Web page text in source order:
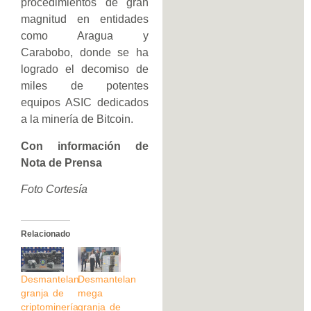
procedimientos de gran
magnitud en entidades
como Aragua y
Carabobo, donde se ha
logrado el decomiso de
miles de potentes
equipos ASIC dedicados
a la minería de Bitcoin.
Con información de
Nota de Prensa
Foto Cortesía
Relacionado
Desmantelan
granja de
criptominería
Desmantelan
mega
granja de